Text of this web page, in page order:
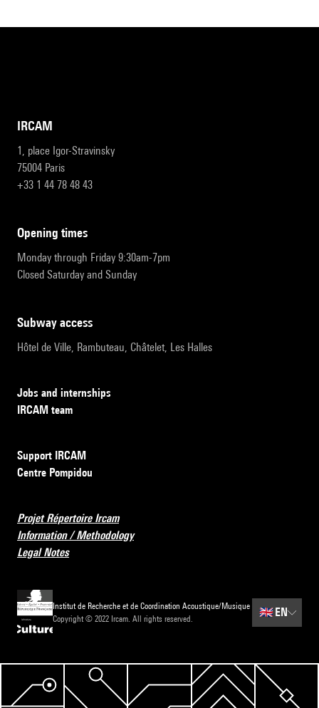
IRCAM
1, place Igor-Stravinsky
75004 Paris
+33 1 44 78 48 43
opening times
Monday through Friday 9:30am-7pm
Closed Saturday and Sunday
subway access
Hôtel de Ville, Rambuteau, Châtelet, Les Halles
Jobs and internships
IRCAM team
Support IRCAM
Centre Pompidou
Projet Répertoire Ircam
Information / Methodology
Legal Notes
Institut de Recherche et de Coordination Acoustique/Musique
Copyright © 2022 Ircam. All rights reserved.
🇬🇧 EN